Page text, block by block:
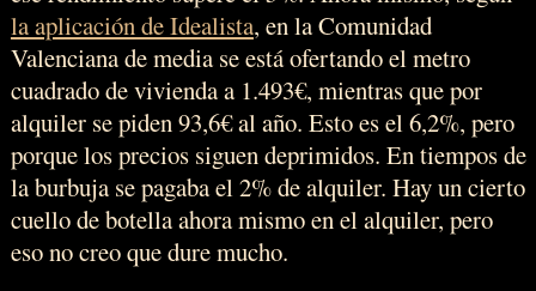
la aplicación de Idealista, en la Comunidad
Valenciana de media se está ofertando el metro
cuadrado de vivienda a 1.493€, mientras que por
alquiler se piden 93,6€ al año. Esto es el 6,2%, pero
porque los precios siguen deprimidos. En tiempos de
la burbuja se pagaba el 2% de alquiler. Hay un cierto
cuello de botella ahora mismo en el alquiler, pero
eso no creo que dure mucho.